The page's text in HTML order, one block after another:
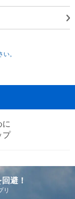
。
に
プ
避！
リ